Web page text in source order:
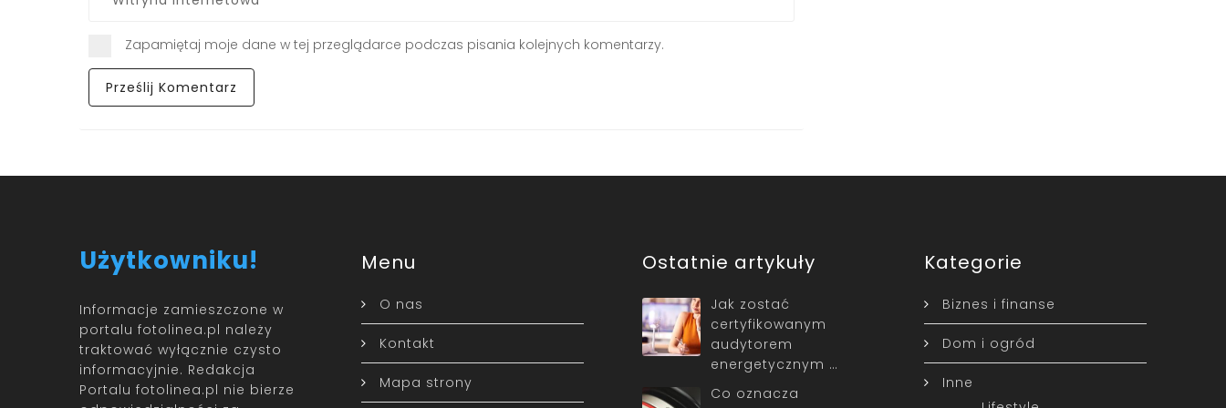
Zapamiętaj moje dane w tej przeglądarce podczas pisania kolejnych komentarzy.
Użytkowniku!
Informacje zamieszczone w
portalu fotolinea.pl należy
traktować wyłącznie czysto
informacyjnie. Redakcja
Portalu fotolinea.pl nie bierze
Menu
O nas
Kontakt
Mapa strony
Ostatnie artykuły
Jak zostać
certyfikowanym
audytorem
energetycznym …
Co oznacza
Kategorie
Biznes i finanse
Dom i ogród
Inne